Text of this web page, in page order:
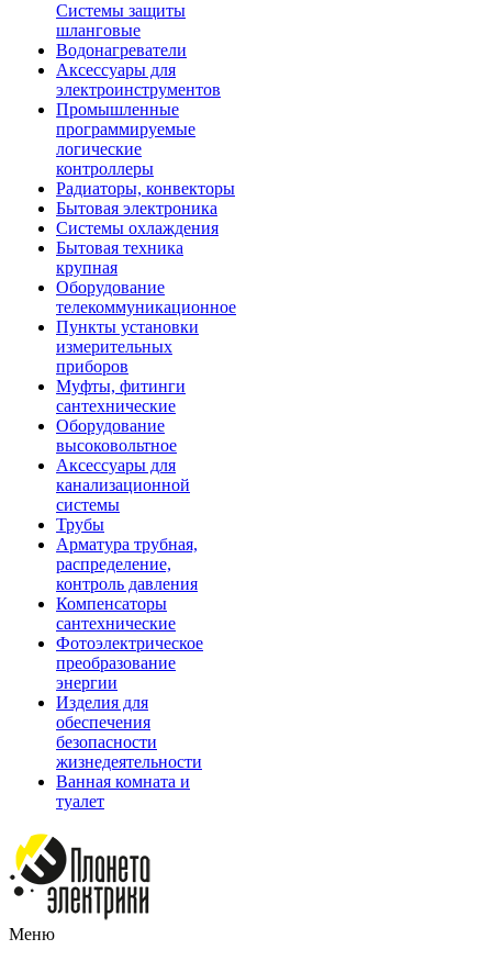
Системы защиты
шланговые
Водонагреватели
Аксессуары для
электроинструментов
Промышленные
программируемые
логические
контроллеры
Радиаторы, конвекторы
Бытовая электроника
Системы охлаждения
Бытовая техника
крупная
Оборудование
телекоммуникационное
Пункты установки
измерительных
приборов
Муфты, фитинги
сантехнические
Оборудование
высоковольтное
Аксессуары для
канализационной
системы
Трубы
Арматура трубная,
распределение,
контроль давления
Компенсаторы
сантехнические
Фотоэлектрическое
преобразование
энергии
Изделия для
обеспечения
безопасности
жизнедеятельности
Ванная комната и
туалет
Меню